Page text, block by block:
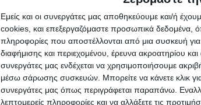
Εμείς και οι συνεργάτες μας αποθηκεύουμε και/ή
cookies, και επεξεργαζόμαστε προσωπικά δεδομένα,
πληροφορίες που αποστέλλονται από μια συσκευή για
διαφήμισης και περιεχομένου, έρευνα ακροατηρίου
συνεργάτες μας ενδέχεται να χρησιμοποιήσουμε
μέσω σάρωσης συσκευών. Μπορείτε να κάνετε κλικ
συνεργάτες μας όπως περιγράφεται παραπάνω.
λεπτομερείς πληροφορίες και να αλλάξετε τις
πρόεδρος της Ομάδας
Ευρωπαϊκής Πνευμονολογικής
Διακοπής Καπνίσματος στο
είναι πολύ διαφορετικά από
Και αυτό γιατί, με μια